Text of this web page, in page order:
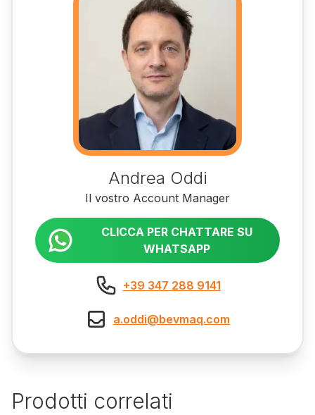
Andrea Oddi
Il vostro Account Manager
CLICCA PER CHATTARE SU
WHATSAPP
+39 347 288 9141
a.oddi@bevmaq.com
Prodotti correlati